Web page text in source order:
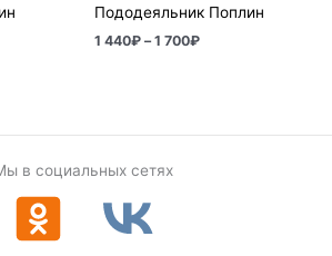
Пододеяльник Поплин
1 440₽ – 1 700₽
в социальных сетях